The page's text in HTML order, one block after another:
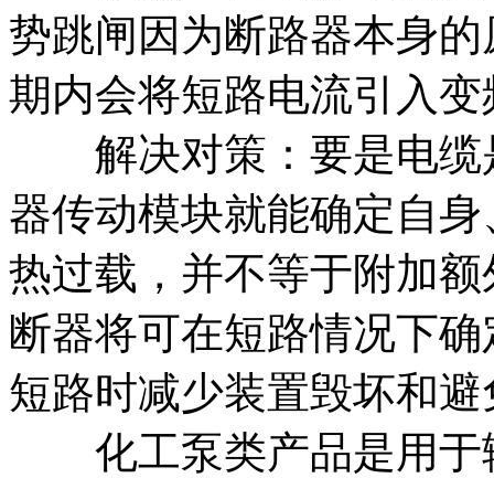
势跳闸因为断路器本身
期内会将短路电流引入
解决对策：要是电缆
器传动模块就能确定自
热过载，并不等于附加
断器将可在短路情况下
短路时减少装置毁坏和
化工泵类产品是用于